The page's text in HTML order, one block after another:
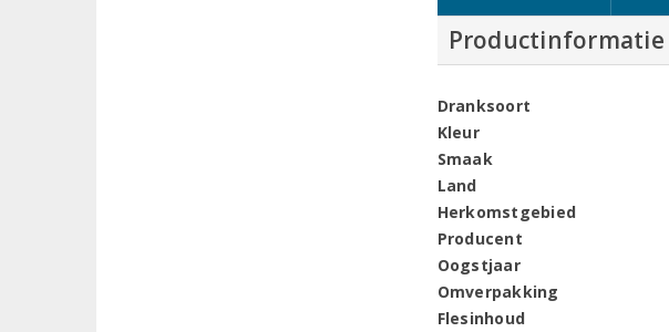
Productinformatie
Dranksoort
Kleur
Smaak
Land
Herkomstgebied
Producent
Oogstjaar
Omverpakking
Flesinhoud